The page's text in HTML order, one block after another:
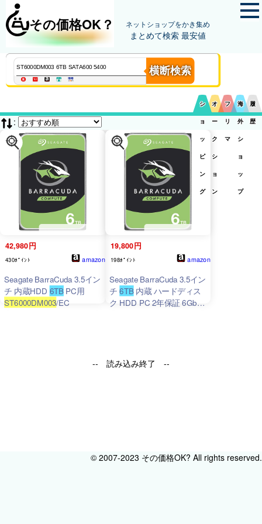
その価格OK？ ネットショップをかき集め
まとめて検索 最安値
横断検索
シ
ョ
ッ
ピ
ン
グ
オ
ー
ク
シ
ョ
ン
フ
リ
マ
海
外
シ
ョ
ッ
プ
履
歴
:
42,980円
430ﾎﾟｲﾝﾄ amazon
Seagate BarraCuda 3.5イン
チ 内蔵HDD 6TBPC用
ST6000DM003/EC
19,800円
198ﾎﾟｲﾝﾄ amazon
Seagate BarraCuda 3.5イン
チ6TB内蔵 ハードディス
ク HDD PC 2年保証 6Gb/s
-- 読み込み終了 --
© 2007-2023 その価格OK? All rights reserved.